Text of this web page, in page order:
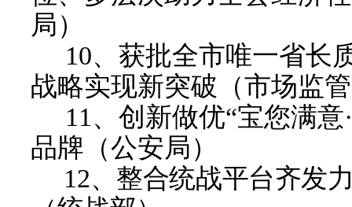
局）
10、 获批全市唯一省长
战略实现新突破 （市场监
11、 创新做优“宝您满意·
品牌 （公安局）
12、 整合统战平台齐发